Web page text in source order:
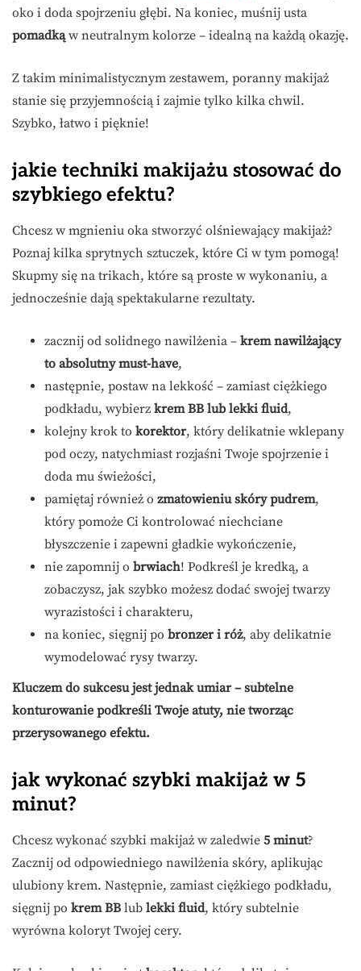
oko i doda spojrzeniu głębi. Na koniec, muśnij usta
pomadkąw neutralnym kolorze – idealną na każdą okazję.
Z takim minimalistycznym zestawem, poranny makijaż
stanie się przyjemnością i zajmie tylko kilka chwil.
Szybko, łatwo i pięknie!
jakie techniki makijażu stosować do
szybkiego efektu?
Chcesz w mgnieniu oka stworzyć olśniewający makijaż?
Poznaj kilka sprytnych sztuczek, które Ci w tym pomogą!
Skupmy się na trikach, które są proste w wykonaniu, a
jednocześnie dają spektakularne rezultaty.
zacznij od solidnego nawilżenia – krem nawilżający
to absolutny must-have,
następnie, postaw na lekkość – zamiast ciężkiego
podkładu, wybierz krem BB lub lekki fluid,
kolejny krok to korektor, który delikatnie wklepany
pod oczy, natychmiast rozjaśni Twoje spojrzenie i
doda mu świeżości,
pamiętaj również o zmatowieniu skóry pudrem,
który pomoże Ci kontrolować niechciane
błyszczenie i zapewni gładkie wykończenie,
nie zapomnij o brwiach! Podkreśl je kredką, a
zobaczysz, jak szybko możesz dodać swojej twarzy
wyrazistości i charakteru,
na koniec, sięgnij po bronzer i róż, aby delikatnie
wymodelować rysy twarzy.
Kluczem do sukcesu jest jednak umiar – subtelne
konturowanie podkreśli Twoje atuty, nie tworząc
przerysowanego efektu.
jak wykonać szybki makijaż w 5
minut?
Chcesz wykonać szybki makijaż w zaledwie 5 minut?
Zacznij od odpowiedniego nawilżenia skóry, aplikując
ulubiony krem. Następnie, zamiast ciężkiego podkładu,
sięgnij po krem BB lub lekki fluid, który subtelnie
wyrówna koloryt Twojej cery.